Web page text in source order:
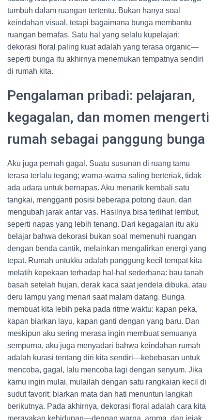
tumbuh dalam ruangan tertentu. Bukan hanya soal
keindahan visual, tetapi bagaimana bunga membantu
ruangan bernafas. Satu hal yang selalu kupelajari:
dekorasi floral paling kuat adalah yang terasa organic—
seperti bunga itu akhirnya menemukan tempatnya sendiri
di rumah kita.
Pengalaman pribadi: pelajaran,
kegagalan, dan momen mengerti
rumah sebagai panggung bunga
Aku juga pernah gagal. Suatu susunan di ruang tamu
terasa terlalu tegang; warna-warna saling berteriak, tidak
ada udara untuk bernapas. Aku menarik kembali satu
tangkai, mengganti posisi beberapa potong daun, dan
mengubah jarak antar vas. Hasilnya bisa terlihat lembut,
seperti napas yang lebih tenang. Dari kegagalan itu aku
belajar bahwa dekorasi bukan soal memenuhi ruangan
dengan benda cantik, melainkan mengalirkan energi yang
tepat. Rumah untukku adalah panggung kecil tempat kita
melatih kepekaan terhadap hal-hal sederhana: bau tanah
basah setelah hujan, derak kaca saat jendela dibuka, atau
deru lampu yang menari saat malam datang. Bunga
membuat kita lebih peka pada ritme waktu: kapan peka,
kapan biarkan layu, kapan ganti dengan yang baru. Dan
meskipun aku sering merasa ingin membuat semuanya
sempurna, aku juga menyadari bahwa keindahan rumah
adalah kurasi tentang diri kita sendiri—kebebasan untuk
mencoba, gagal, lalu mencoba lagi dengan senyum. Jika
kamu ingin mulai, mulailah dengan satu rangkaian kecil di
sudut favorit; biarkan mata dan hati menuntun langkah
berikutnya. Pada akhirnya, dekorasi floral adalah cara kita
merayakan kehidupan—dengan warna, aroma, dan jejak